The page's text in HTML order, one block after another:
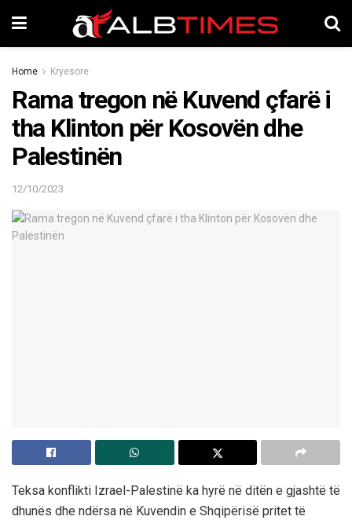
Home Kryesore
Rama tregon në Kuvend çfarë i
tha Klinton për Kosovën dhe
Palestinën
12/10/2023
Teksa konflikti Izrael-Palestinë ka hyrë në ditën e gjashtë të
dhunës dhe ndërsa në Kuvendin e Shqipërisë pritet të